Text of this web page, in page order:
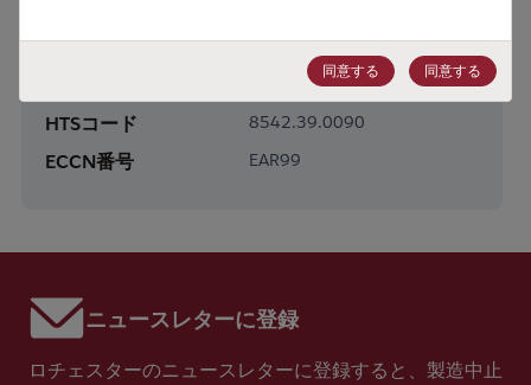
Logic Gates
HTSコード 8542.39.0090
ECCN番号 EAR99
ニュースレターに登録
ロチェスターのニュースレターに登録すると、製造中止
同意する 同意する